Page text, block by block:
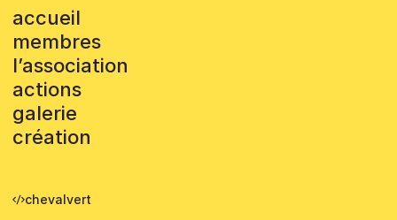
accueil
membres
l’association
actions
galerie
création
chevalvert